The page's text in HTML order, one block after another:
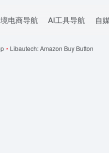
电商导航 AI工具导航 自
• Libautech: Amazon Buy Button